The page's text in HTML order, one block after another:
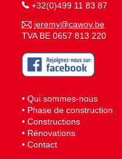
+32(0)499 11 83 87
jeremy@cawoy.be
TVA BE 0657 813 220
• Qui sommes-nous
• Phase de construction
• Constructions
• Rénovations
• Contact